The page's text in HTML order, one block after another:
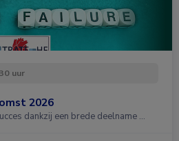
uur
2026
dankzij een brede deelname …